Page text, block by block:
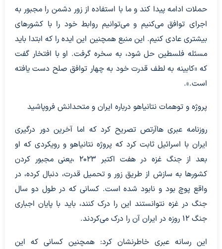
حملات ادامه پیدا کند و ما با استفاده از زور دشمن را مجبور به
اجرای توافق می‌کنیم و می‌توانیم روابط خود را با کشورهای
بیشتری عادی کنیم. این منبع همچنین این ایده را که ابتدا باید
مسئله فلسطین حل شود، به سخره گرفت. او با افتخار گفت
که «کابینه به لطف قدرت خود به چهار توافق صلح دست یافته
است.».
پروژه و توهمات نتانیاهو درباره ایران و متحدانش فروپاشید
روزنامه عبری هاآرتص تصریح کرد که اما آخرین دور درگیری
ایران با اسرائیل ثابت کرد که پروژه نتانیاهو و رویکردی که او
بعد از جنگ غزه در هفت اکتبر 2023 ،یعنی مجبور کردن
کشورها به سازش از طریق زور و تحمیل قدرت، دنبال کرده، در
واقع پوچ بود و نابود شده است. کسانی که در طول دو سال
جنگ در غزه نتوانستند این را درک کنند، باید با پایان اجباری
جنگ 12 روزه در ایران آن را درک می‌کردند.
این رسانه عبری خاطرنشان کرد: همچنین کسانی که این